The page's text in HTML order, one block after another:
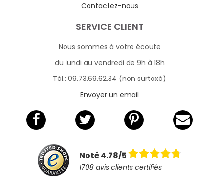
Contactez-nous
SERVICE CLIENT
Nous sommes à votre écoute
du lundi au vendredi de 9h à 18h
Tél.: 09.73.69.62.34 (non surtaxé)
Envoyer un email
Noté 4.78/5
1708 avis clients certifiés